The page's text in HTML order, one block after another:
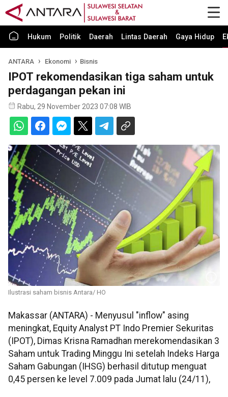
Hukum Politik Daerah Lintas Daerah Gaya Hidup
ANTARA Ekonomi Bisnis
IPOT rekomendasikan tiga saham untuk
perdagangan pekan ini
Rabu, 29 November 2023 07:08 WIB
Ilustrasi saham bisnis Antara/ HO
Makassar (ANTARA) - Menyusul "inflow" asing
meningkat, Equity Analyst PT Indo Premier Sekuritas
(IPOT), Dimas Krisna Ramadhan merekomendasikan 3
Saham untuk Trading Minggu Ini setelah Indeks Harga
Saham Gabungan (IHSG) berhasil ditutup menguat
0,45 persen ke level 7.009 pada Jumat lalu (24/11),